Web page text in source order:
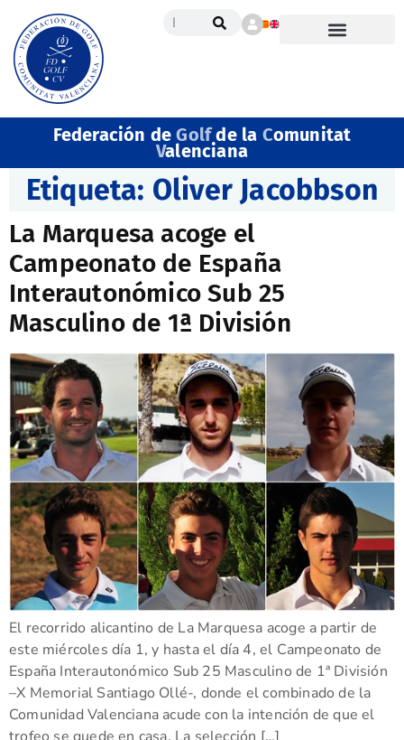
Federación deGolfde la Comunitat
Valenciana
Etiqueta: Oliver Jacobbson
La Marquesa acoge el
Campeonato de España
Interautonómico Sub 25
Masculino de 1ª División
El recorrido alicantino de La Marquesa acoge a partir de
este miércoles día 1, y hasta el día 4, el Campeonato de
España Interautonómico Sub 25 Masculino de 1ª División
–X Memorial Santiago Ollé-, donde el combinado de la
Comunidad Valenciana acude con la intención de que el
trofeo se quede en casa. La selección […]